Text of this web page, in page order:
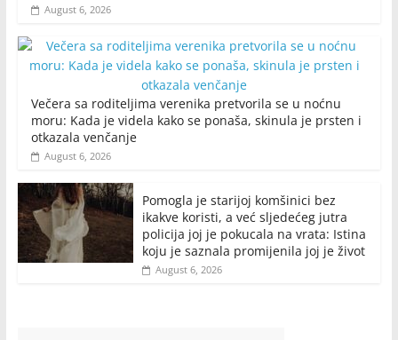
August 6, 2026
Večera sa roditeljima verenika pretvorila se u noćnu
moru: Kada je videla kako se ponaša, skinula je prsten i
otkazala venčanje
August 6, 2026
Pomogla je starijoj komšinici bez
ikakve koristi, a već sljedećeg jutra
policija joj je pokucala na vrata: Istina
koju je saznala promijenila joj je život
August 6, 2026